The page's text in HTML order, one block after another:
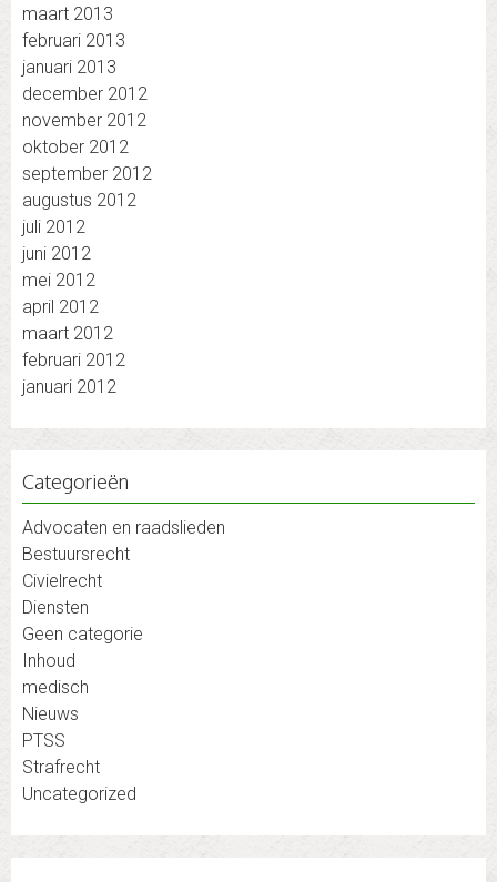
maart 2013
februari 2013
januari 2013
december 2012
november 2012
oktober 2012
september 2012
augustus 2012
juli 2012
juni 2012
mei 2012
april 2012
maart 2012
februari 2012
januari 2012
Categorieën
Advocaten en raadslieden
Bestuursrecht
Civielrecht
Diensten
Geen categorie
Inhoud
medisch
Nieuws
PTSS
Strafrecht
Uncategorized